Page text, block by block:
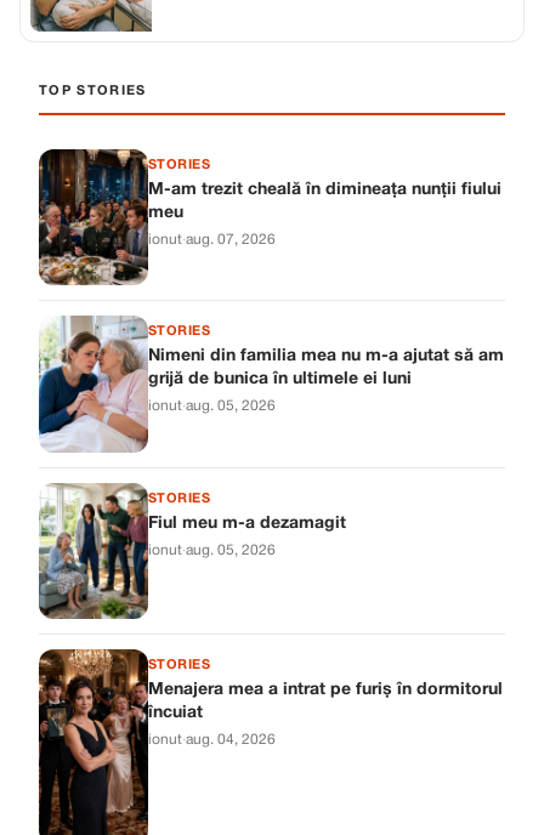
TOP STORIES
STORIES
M-am trezit cheală în dimineața nunții fiului
meu
ionut·aug. 07, 2026
STORIES
Nimeni din familia mea nu m-a ajutat să am
grijă de bunica în ultimele ei luni
ionut·aug. 05, 2026
STORIES
Fiul meu m-a dezamagit
ionut·aug. 05, 2026
STORIES
Menajera mea a intrat pe furiș în dormitorul
încuiat
ionut·aug. 04, 2026